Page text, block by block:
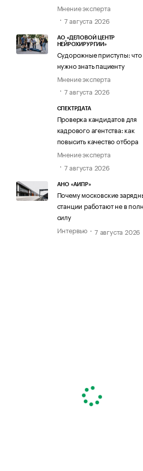
Мнение эксперта
7 августа 2026
АО «ДЕЛОВОЙ ЦЕНТР
НЕЙРОХИРУРГИИ»
Судорожные приступы: что
нужно знать пациенту
Мнение эксперта
7 августа 2026
СПЕКТРДАТА
Проверка кандидатов для
кадрового агентства: как
повысить качество отбора
Мнение эксперта
7 августа 2026
АНО «АИПР»
Почему московские
станции работают не в
силу
Интервью
7 августа 2026